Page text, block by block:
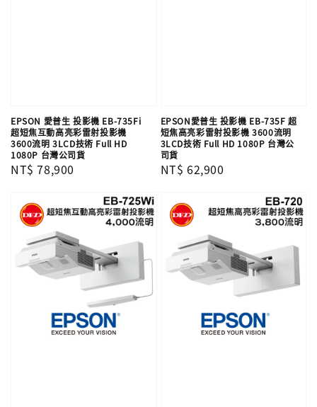
EPSON 愛普生 投影機 EB-735Fi
超短焦互動高亮彩雷射投影機
3600流明 3LCD技術 Full HD
1080P 台灣公司貨
Regular
NT$ 78,900
EPSON愛普生 投影機 EB-735F 超
短焦高亮彩雷射投影機 3600流明
3LCD技術 Full HD 1080P 台灣公
司貨
Regular
NT$ 62,900